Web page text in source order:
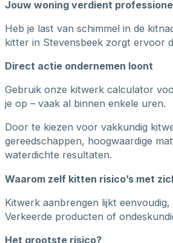
Jouw woning verdient
Heb je last van schimmel in de
kitter in Stevensbeek zorgt ervoor
Direct actie ondernemen loont
Gebruik onze kitwerk calculator
je op – vaak al binnen enkele uren.
Door te kiezen voor vakkundig
gereedschappen, hoogwaardige
waterdichte resultaten.
Waarom zelf kitten risico’s met
Kitwerk aanbrengen lijkt
Verkeerde producten of
Het grootste risico?